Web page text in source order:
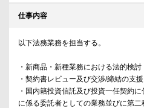
仕事内容
以下法務業務を担当する。
・新商品・新種業務における法的検討
・契約書レビュー及び交渉/締結の支援
・国内籍投資信託及び投資一任契約
に係る委託者としての業務並びに第